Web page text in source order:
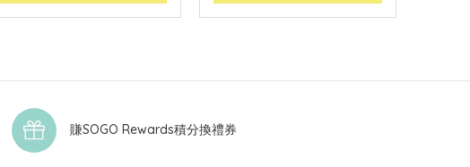
賺SOGO Rewards積分換禮券